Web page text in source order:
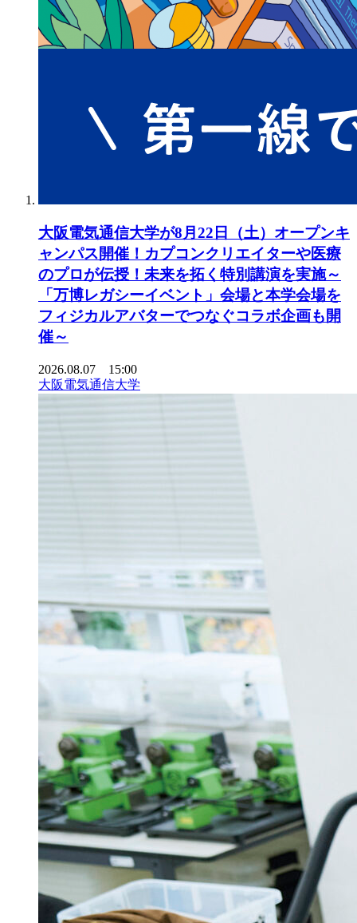
大阪電気通信大学が8月22日（土）オープンキ
ャンパス開催！カプコンクリエイターや医療
のプロが伝授！未来を拓く特別講演を実施～
「万博レガシーイベント」会場と本学会場を
フィジカルアバターでつなぐコラボ企画も開
催～
2026.08.07 15:00
大阪電気通信大学